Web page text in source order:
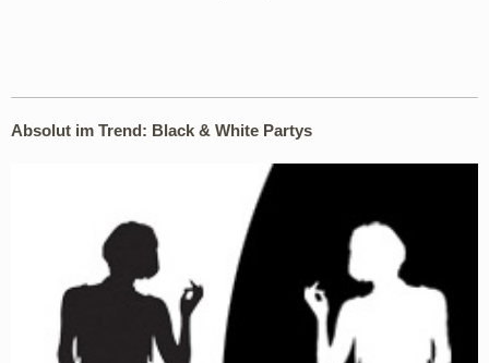
Absolut im Trend: Black & White Partys